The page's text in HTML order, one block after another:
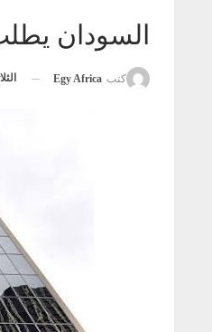
السودان يطلب تمويلا بـ55 مليون
كتب Egy Africa الثلاثاء